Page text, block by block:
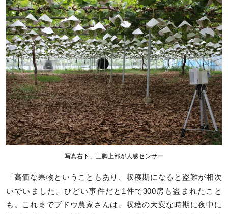
写真右下、三脚上部が人感センサー
「高価な果物ということもあり、収穫期になると盗難が相次
いでいました。ひどい事件だと1件で300房も盗まれたこと
も。これまでブドウ農家さんは、収穫の大変な時期に夜中に